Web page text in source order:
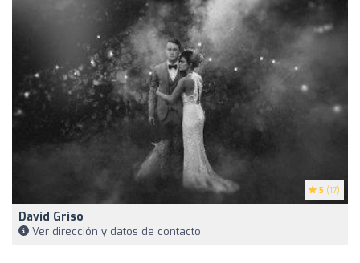
5 (17)
David Griso
Ver dirección y datos de contacto